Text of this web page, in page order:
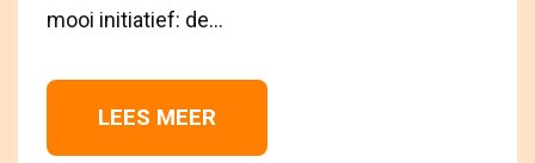
mooi initiatief: de...
LEES MEER